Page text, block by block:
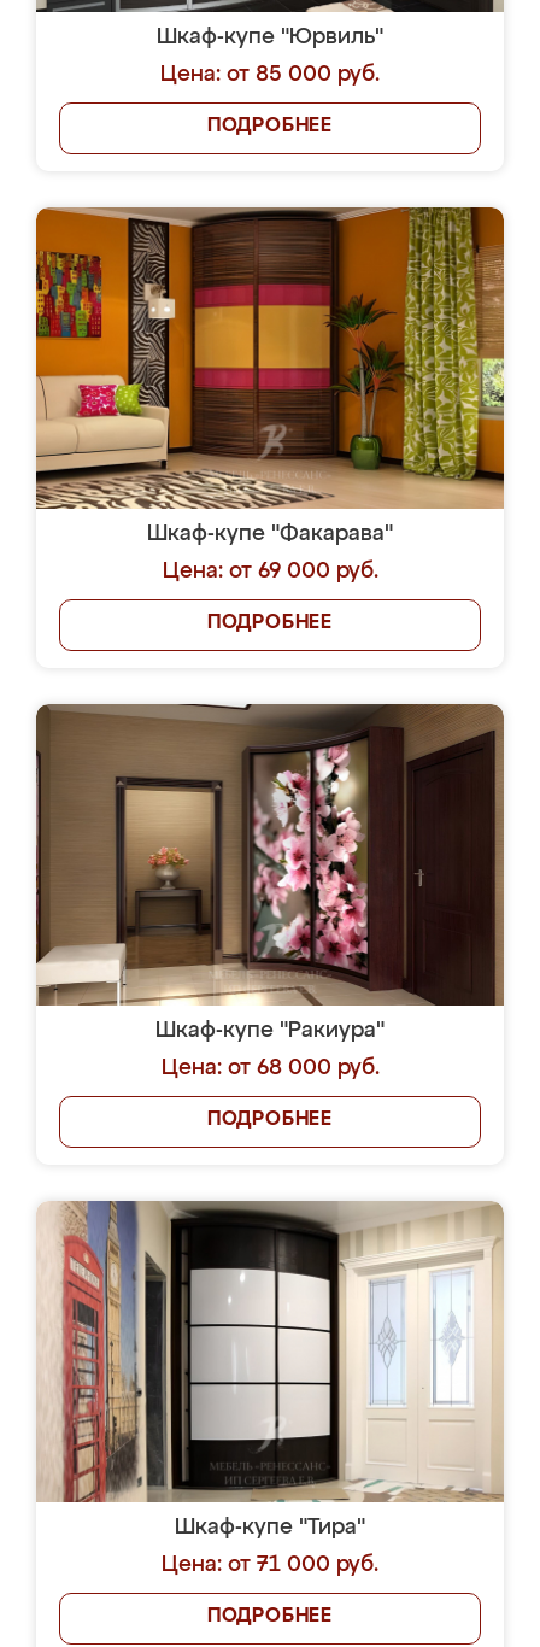
Шкаф-купе "Юрвиль"
Цена: от 85 000 руб.
ПОДРОБНЕЕ
Шкаф-купе "Факарава"
Цена: от 69 000 руб.
ПОДРОБНЕЕ
Шкаф-купе "Ракиура"
Цена: от 68 000 руб.
ПОДРОБНЕЕ
Шкаф-купе "Тира"
Цена: от 71 000 руб.
ПОДРОБНЕЕ